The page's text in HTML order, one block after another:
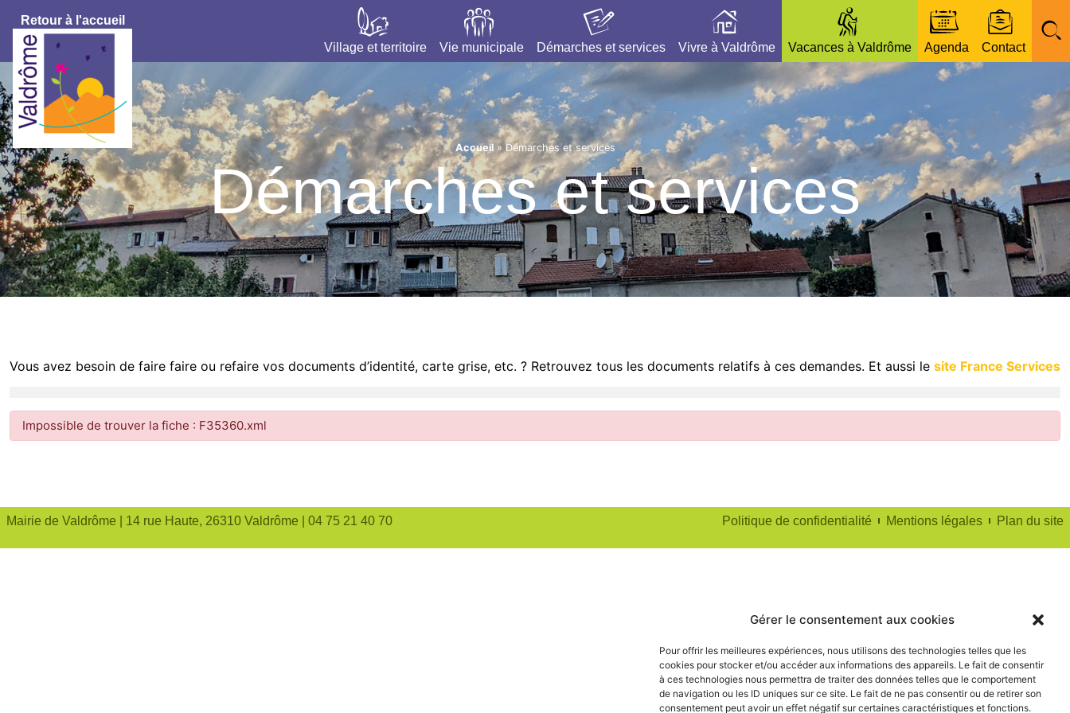
Gérer le consentement aux cookies
Pour offrir les meilleures expériences, nous utilisons des technologies telles que les
cookies pour stocker et/ou accéder aux informations des appareils. Le fait de consentir
à ces technologies nous permettra de traiter des données telles que le comportement
de navigation ou les ID uniques sur ce site. Le fait de ne pas consentir ou de retirer son
consentement peut avoir un effet négatif sur certaines caractéristiques et fonctions.
Retour à l'accueil
Village et territoire
Vie municipale Démarches et services Vivre à Valdrôme Vacances à Valdrôme Agenda Contact
Accueil»Démarches et services
Démarches et services
Vous avez besoin de faire faire ou refaire vos documents d’identité, carte grise, etc. ? Retrouvez tous les documents relatifs à ces demandes. Et aussi le site France Services
Impossible de trouver la fiche : F35360.xml
Mairie de Valdrôme | 14 rue Haute, 26310 Valdrôme | 04 75 21 40 70 Politique de confidentialité Mentions légales Plan du site